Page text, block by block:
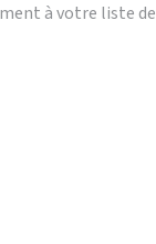
à votre liste de